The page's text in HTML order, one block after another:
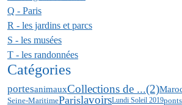
Q - Paris
R - les jardins et parcs
S - les musées
T - les randonnées
Catégories
portesanimauxCollections de ...(2)
Seine-MaritimeParislavoirsLundi Soleil 2019ponts